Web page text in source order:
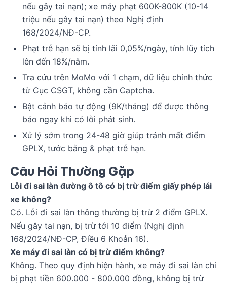
nếu gây tai nạn); xe máy phạt 600K-800K (10-14
triệu nếu gây tai nạn) theo Nghị định
168/2024/NĐ-CP.
Phạt trễ hạn sẽ bị tính lãi 0,05%/ngày, tính lũy tích
lên đến 18%/năm.
Tra cứu trên MoMo với 1 chạm, dữ liệu chính thức
từ Cục CSGT, không cần Captcha.
Bật cảnh báo tự động (9K/tháng) để được thông
báo ngay khi có lỗi phát sinh.
Xử lý sớm trong 24-48 giờ giúp tránh mất điểm
GPLX, tước bằng & phạt trễ hạn.
Câu Hỏi Thường Gặp
Lỗi đi sai làn đường ô tô có bị trừ điểm giấy phép lái
xe không?
Có. Lỗi đi sai làn thông thường bị trừ 2 điểm GPLX.
Nếu gây tai nạn, bị trừ tới 10 điểm (Nghị định
168/2024/NĐ-CP, Điều 6 Khoản 16).
Xe máy đi sai làn có bị trừ điểm không?
Không. Theo quy định hiện hành, xe máy đi sai làn chỉ
bị phạt tiền 600.000 - 800.000 đồng, không bị trừ